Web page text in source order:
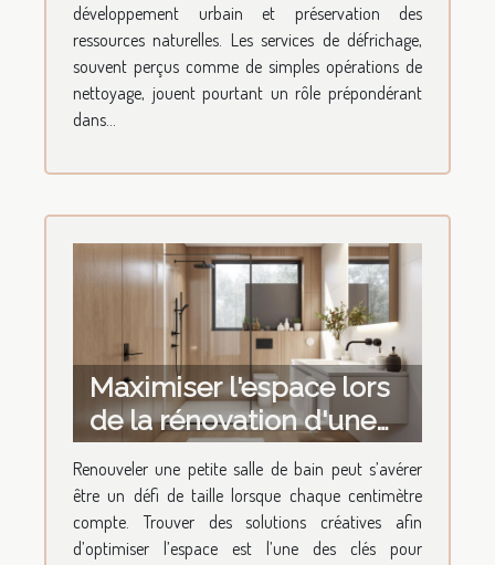
développement urbain et préservation des
ressources naturelles. Les services de défrichage,
souvent perçus comme de simples opérations de
nettoyage, jouent pourtant un rôle prépondérant
dans...
Maximiser l'espace lors
de la rénovation d'une
petite salle de bain
Renouveler une petite salle de bain peut s’avérer
être un défi de taille lorsque chaque centimètre
compte. Trouver des solutions créatives afin
d’optimiser l’espace est l’une des clés pour